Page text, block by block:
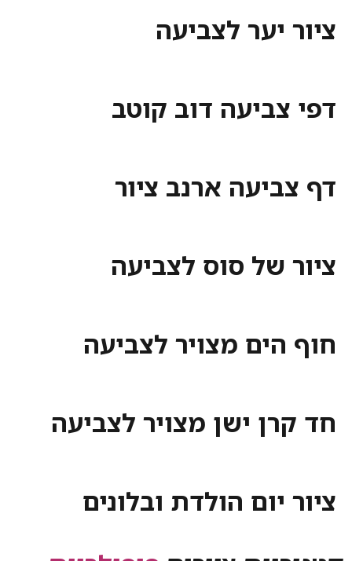
ציור יער לצביעה
דפי צביעה דוב קוטב
דף צביעה ארנב ציור
ציור של סוס לצביעה
חוף הים מצויר לצביעה
חד קרן ישן מצויר לצביעה
ציור יום הולדת ובלונים